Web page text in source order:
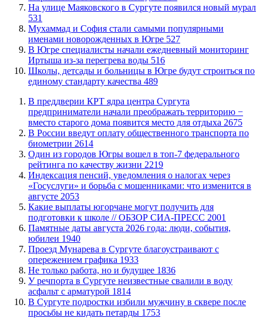
​На улице Маяковского в Сургуте появился новый мурал
531
​Мухаммад и София стали самыми популярными
именами новорожденных в Югре 527
В Югре специалисты начали ежедневный мониторинг
Иртыша из-за перегрева воды 516
Школы, детсады и больницы в Югре будут строиться по
единому стандарту качества 489
​В преддверии КРТ ядра центра Сургута
предприниматели начали преображать территорию −
вместо старого дома появится место для отдыха 2675
В России введут оплату общественного транспорта по
биометрии 2614
Один из городов Югры вошел в топ-7 федерального
рейтинга по качеству жизни 2219
​Индексация пенсий, уведомления о налогах через
«Госуслуги» и борьба с мошенниками: что изменится в
августе 2053
Какие выплаты югорчане могут получить для
подготовки к школе // ОБЗОР СИА-ПРЕСС 2001
​Памятные даты августа 2026 года: люди, события,
юбилеи 1940
​Проезд Мунарева в Сургуте благоустраивают с
опережением графика 1933
​Не только работа, но и будущее 1836
​У речпорта в Сургуте неизвестные свалили в воду
асфальт с арматурой 1814
В Сургуте подростки избили мужчину в сквере после
просьбы не кидать петарды 1753